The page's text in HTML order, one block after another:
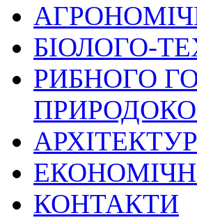
БІОЛОГО-
РИБНОГО
КОНТАКТИ